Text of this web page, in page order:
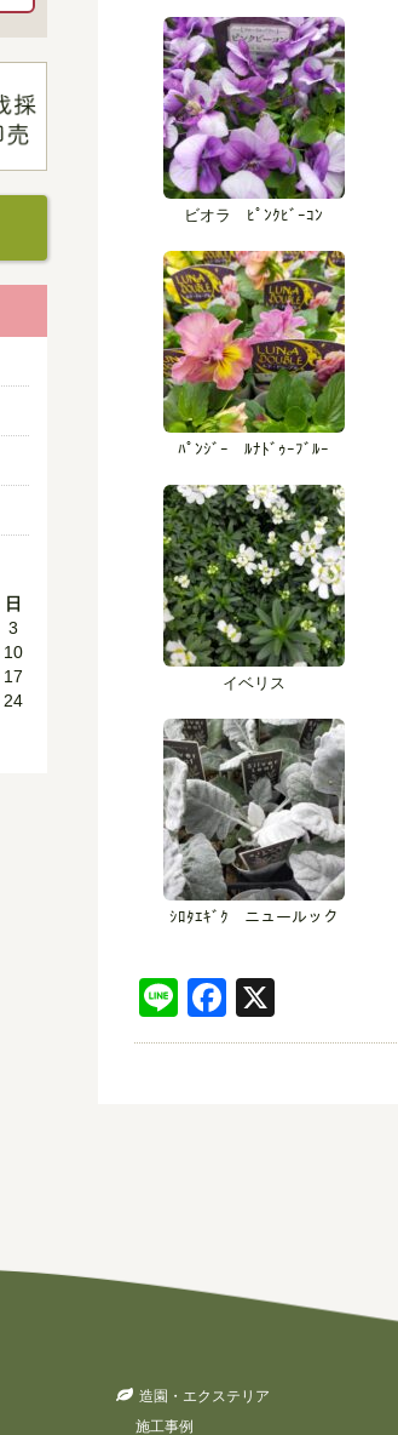
ビオラ ﾋﾟﾝｸﾋﾞｰｺﾝ
ﾊﾟﾝｼﾞｰ ﾙﾅﾄﾞｩｰﾌﾞﾙｰ
イベリス
ｼﾛﾀｴｷﾞｸ ニュールック
LineFacebook
X
日
3
10
17
24
造園・エクステリア
施工事例